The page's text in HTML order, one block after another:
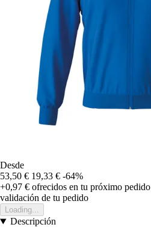
Desde
53,50 € 19,33 € -64%
+0,97 € ofrecidos en tu próximo pedido
validación de tu pedido
Loading...
Descripción